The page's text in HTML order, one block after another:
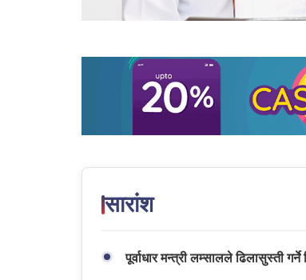
सारांश
पूर्वाधार मन्त्री लम्सालले ढिलासुस्ती